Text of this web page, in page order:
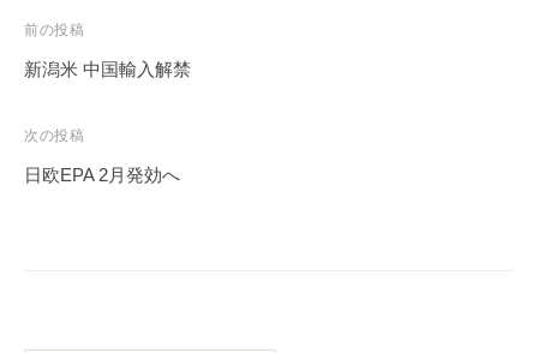
投
稿
ビ
ゲ
前の投稿
新潟米 中国輸入解禁
次の投稿
日欧EPA 2月発効へ